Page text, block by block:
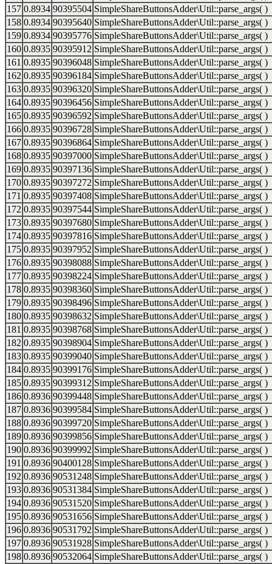
157 0.8934 90395504 SimpleShareButtonsAdder\Util::parse_args( )
158 0.8934 90395640 SimpleShareButtonsAdder\Util::parse_args( )
159 0.8934 90395776 SimpleShareButtonsAdder\Util::parse_args( )
160 0.8935 90395912 SimpleShareButtonsAdder\Util::parse_args( )
161 0.8935 90396048 SimpleShareButtonsAdder\Util::parse_args( )
162 0.8935 90396184 SimpleShareButtonsAdder\Util::parse_args( )
163 0.8935 90396320 SimpleShareButtonsAdder\Util::parse_args( )
164 0.8935 90396456 SimpleShareButtonsAdder\Util::parse_args( )
165 0.8935 90396592 SimpleShareButtonsAdder\Util::parse_args( )
166 0.8935 90396728 SimpleShareButtonsAdder\Util::parse_args( )
167 0.8935 90396864 SimpleShareButtonsAdder\Util::parse_args( )
168 0.8935 90397000 SimpleShareButtonsAdder\Util::parse_args( )
169 0.8935 90397136 SimpleShareButtonsAdder\Util::parse_args( )
170 0.8935 90397272 SimpleShareButtonsAdder\Util::parse_args( )
171 0.8935 90397408 SimpleShareButtonsAdder\Util::parse_args( )
172 0.8935 90397544 SimpleShareButtonsAdder\Util::parse_args( )
173 0.8935 90397680 SimpleShareButtonsAdder\Util::parse_args( )
174 0.8935 90397816 SimpleShareButtonsAdder\Util::parse_args( )
175 0.8935 90397952 SimpleShareButtonsAdder\Util::parse_args( )
176 0.8935 90398088 SimpleShareButtonsAdder\Util::parse_args( )
177 0.8935 90398224 SimpleShareButtonsAdder\Util::parse_args( )
178 0.8935 90398360 SimpleShareButtonsAdder\Util::parse_args( )
179 0.8935 90398496 SimpleShareButtonsAdder\Util::parse_args( )
180 0.8935 90398632 SimpleShareButtonsAdder\Util::parse_args( )
181 0.8935 90398768 SimpleShareButtonsAdder\Util::parse_args( )
182 0.8935 90398904 SimpleShareButtonsAdder\Util::parse_args( )
183 0.8935 90399040 SimpleShareButtonsAdder\Util::parse_args( )
184 0.8935 90399176 SimpleShareButtonsAdder\Util::parse_args( )
185 0.8935 90399312 SimpleShareButtonsAdder\Util::parse_args( )
186 0.8936 90399448 SimpleShareButtonsAdder\Util::parse_args( )
187 0.8936 90399584 SimpleShareButtonsAdder\Util::parse_args( )
188 0.8936 90399720 SimpleShareButtonsAdder\Util::parse_args( )
189 0.8936 90399856 SimpleShareButtonsAdder\Util::parse_args( )
190 0.8936 90399992 SimpleShareButtonsAdder\Util::parse_args( )
191 0.8936 90400128 SimpleShareButtonsAdder\Util::parse_args( )
192 0.8936 90531248 SimpleShareButtonsAdder\Util::parse_args( )
193 0.8936 90531384 SimpleShareButtonsAdder\Util::parse_args( )
194 0.8936 90531520 SimpleShareButtonsAdder\Util::parse_args( )
195 0.8936 90531656 SimpleShareButtonsAdder\Util::parse_args( )
196 0.8936 90531792 SimpleShareButtonsAdder\Util::parse_args( )
197 0.8936 90531928 SimpleShareButtonsAdder\Util::parse_args( )
198 0.8936 90532064 SimpleShareButtonsAdder\Util::parse_args( )